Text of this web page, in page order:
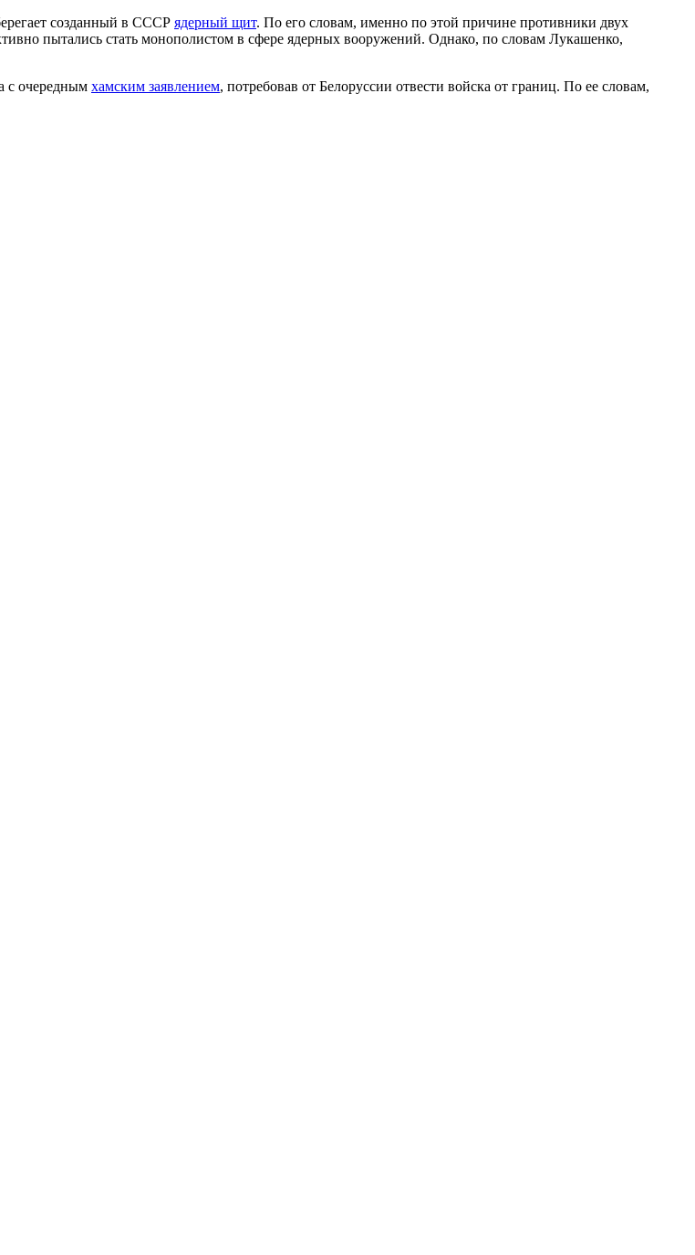
созданный в СССР ядерный щит. По его словам, именно по этой причине противники двух
пытались стать монополистом в сфере ядерных вооружений. Однако, по словам Лукашенко,
с очередным хамским заявлением, потребовав от Белоруссии отвести войска от границ. По ее словам,